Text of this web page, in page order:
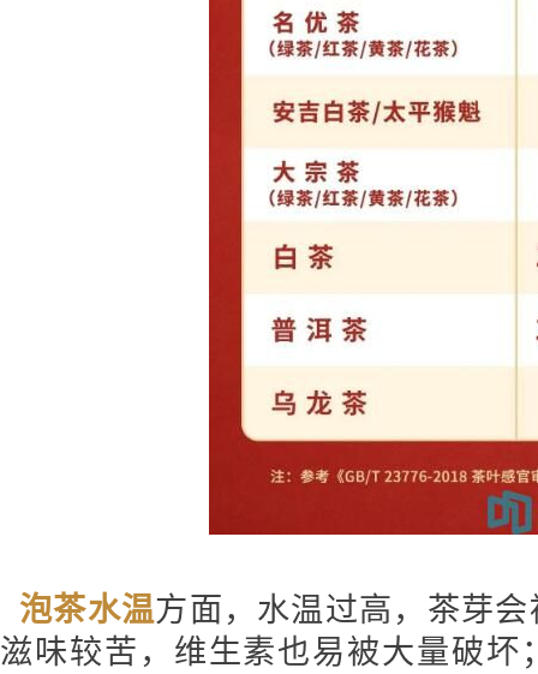
泡茶水温方面，水温过高，茶芽
滋味较苦，维生素也易被大量破坏